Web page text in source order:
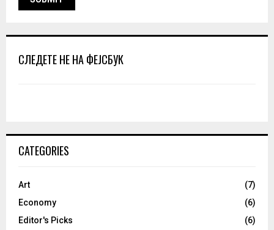
СЛЕДЕТЕ НЕ НА ФЕЈСБУК
CATEGORIES
Art
(7)
Economy
(6)
Editor's Picks
(6)